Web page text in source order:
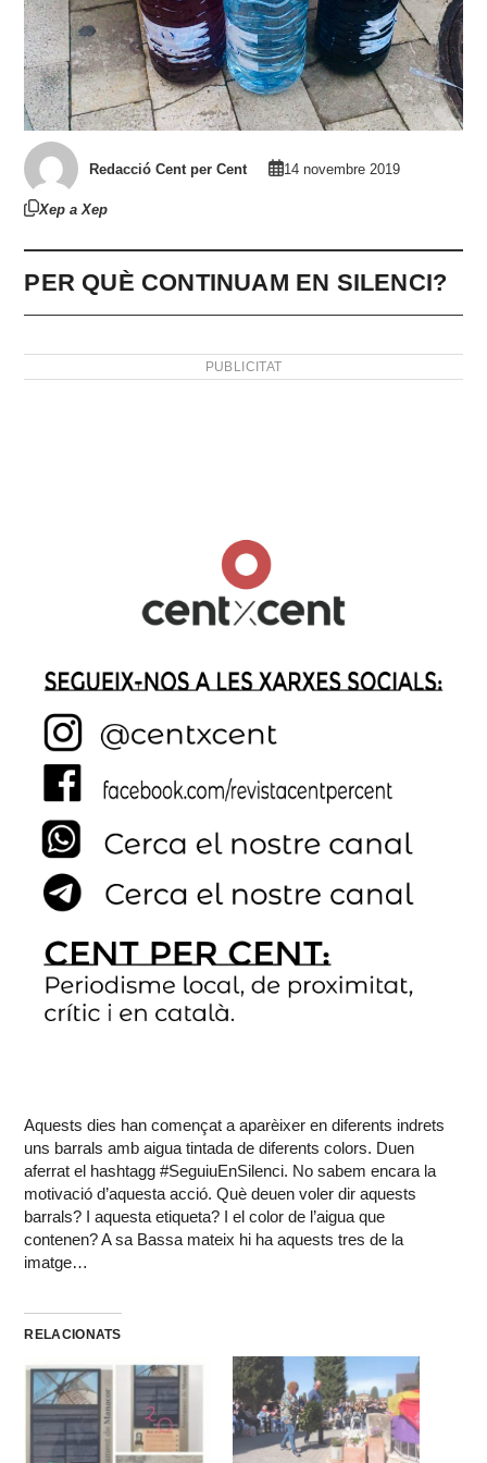
Redacció Cent per Cent 14 novembre 2019
Xep a Xep
PER QUÈ CONTINUAM EN SILENCI?
PUBLICITAT
Aquests dies han començat a aparèixer en diferents indrets
uns barrals amb aigua tintada de diferents colors. Duen
aferrat el hashtagg #SeguiuEnSilenci. No sabem encara la
motivació d’aquesta acció. Què deuen voler dir aquests
barrals? I aquesta etiqueta? I el color de l’aigua que
contenen? A sa Bassa mateix hi ha aquests tres de la
imatge…
RELACIONATS